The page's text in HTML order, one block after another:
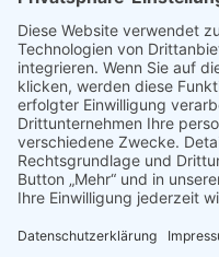
jetzt abonnieren